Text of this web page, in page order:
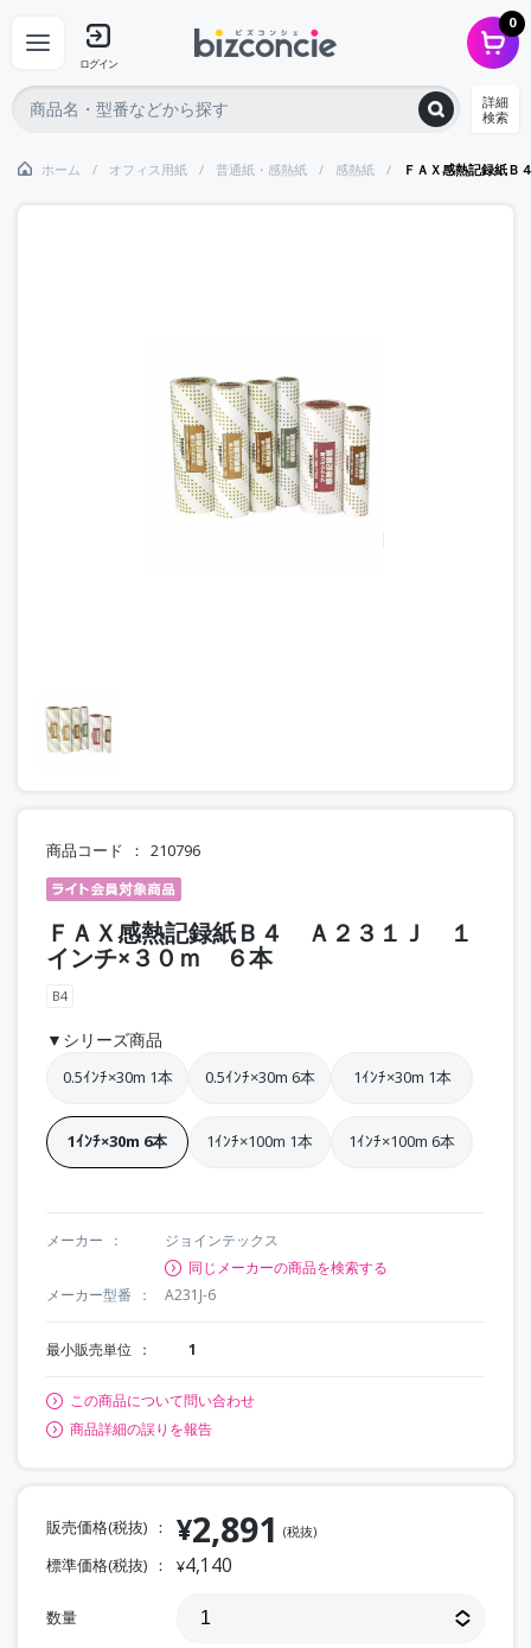
ログイン
0
詳細
検索
ホーム オフィス用紙 普通紙・感熱紙 感熱紙 ＦＡＸ感熱記録紙
商品コード 210796
ＦＡＸ感熱記録紙Ｂ４ Ａ２３１Ｊ １
インチ×３０ｍ ６本
B4
▼シリーズ商品
0.5ｲﾝﾁ×30m 1本 0.5ｲﾝﾁ×30m 6本 1ｲﾝﾁ×30m 1本
1ｲﾝﾁ×30m 6本 1ｲﾝﾁ×100m 1本 1ｲﾝﾁ×100m 6本
メーカー
ジョインテックス
同じメーカーの商品を検索する
メーカー型番
A231J-6
最小販売単位 1
この商品について問い合わせ
商品詳細の誤りを報告
販売価格(税抜) ¥2,891 (税抜)
標準価格(税抜) ¥4,140
数量